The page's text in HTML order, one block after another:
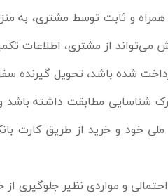
و ثابت توسط مشتری،
از مشتری، اطلاعات
شده باشد، تحویل گیرنده
شناسایی مطابقت داشته
ملی خود و خرید از طریق
و مواردی نظیر